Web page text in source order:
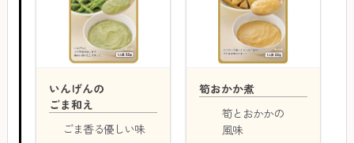
いんげんの
ごま和え
ごま香る優しい味
筍おかか煮
筍とおかかの
風味